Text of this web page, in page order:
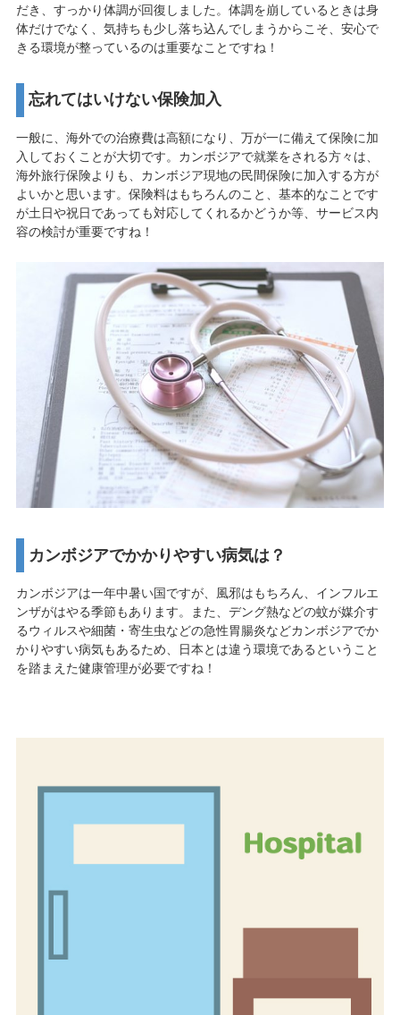
だき、すっかり体調が回復しました。体調を崩しているときは身
体だけでなく、気持ちも少し落ち込んでしまうからこそ、安心で
きる環境が整っているのは重要なことですね！
忘れてはいけない保険加入
一般に、海外での治療費は高額になり、万が一に備えて保険に加
入しておくことが大切です。カンボジアで就業をされる方々は、
海外旅行保険よりも、カンボジア現地の民間保険に加入する方が
よいかと思います。保険料はもちろんのこと、基本的なことです
が土日や祝日であっても対応してくれるかどうか等、サービス内
容の検討が重要ですね！
カンボジアでかかりやすい病気は？
カンボジアは一年中暑い国ですが、風邪はもちろん、インフルエ
ンザがはやる季節もあります。また、デング熱などの蚊が媒介す
るウィルスや細菌・寄生虫などの急性胃腸炎などカンボジアでか
かりやすい病気もあるため、日本とは違う環境であるということ
を踏まえた健康管理が必要ですね！